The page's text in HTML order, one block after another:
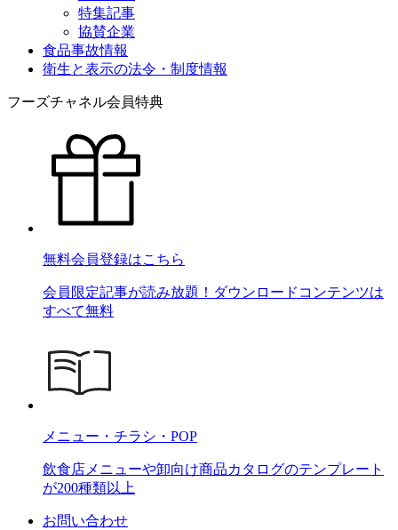
特集記事
協賛企業
食品事故情報
衛生と表示の法令・制度情報
フーズチャネル会員特典
無料会員登録はこちら
会員限定記事が読み放題！ダウンロードコンテンツは
すべて無料
メニュー・チラシ・POP
飲食店メニューや卸向け商品カタログのテンプレート
が200種類以上
お問い合わせ